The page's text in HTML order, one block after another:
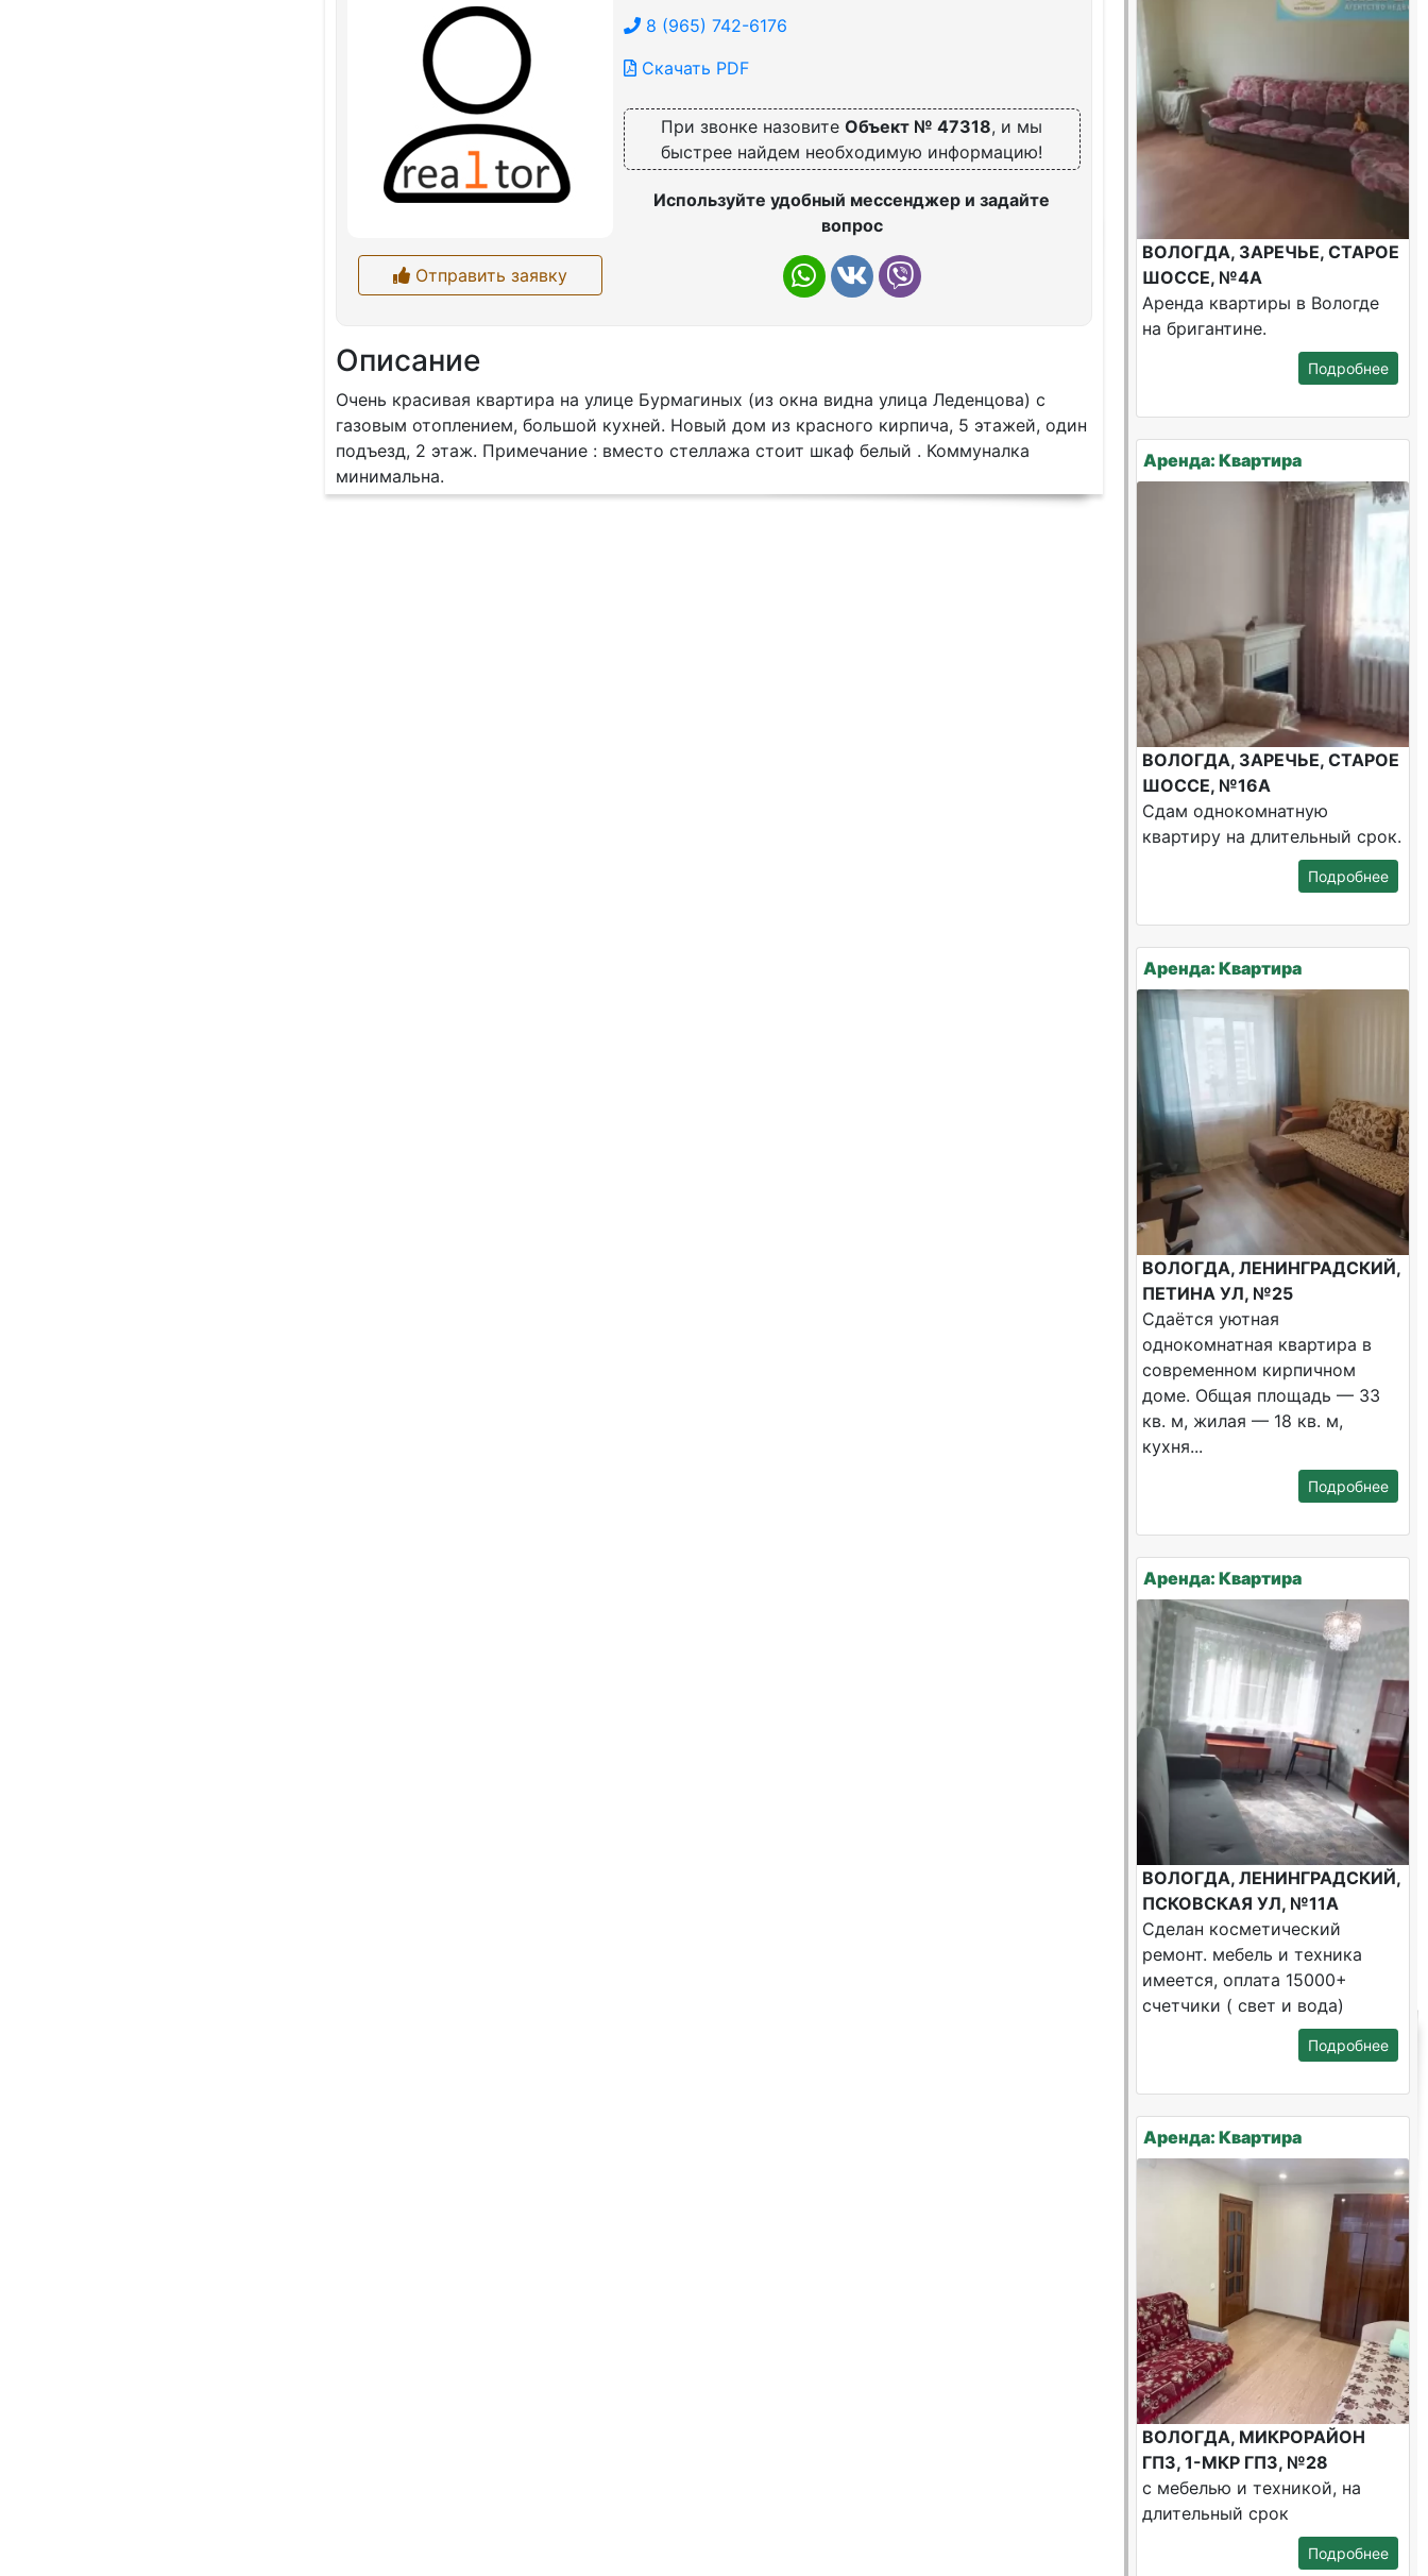
Отправить заявку
8 (965) 742-6176
Скачать PDF
При звонке назовитеОбъект № 47318, и мы
быстрее найдем необходимую информацию!
Используйте удобный мессенджер и задайте
вопрос
Описание
Очень красивая квартира на улице Бурмагиных (из окна видна улица Леденцова) с
газовым отоплением, большой кухней. Новый дом из красного кирпича, 5 этажей, один
подъезд, 2 этаж. Примечание : вместо стеллажа стоит шкаф белый . Коммуналка
минимальна.
ВОЛОГДА, ЗАРЕЧЬЕ, СТАРОЕ
ШОССЕ, №4А
Аренда квартиры в Вологде
на бригантине.
Подробнее
Аренда: Квартира
ВОЛОГДА, ЗАРЕЧЬЕ, СТАРОЕ
ШОССЕ, №16А
Сдам однокомнатную
квартиру на длительный срок.
Подробнее
Аренда: Квартира
ВОЛОГДА, ЛЕНИНГРАДСКИЙ,
ПЕТИНА УЛ, №25
Сдаётся уютная
однокомнатная квартира в
современном кирпичном
доме. Общая площадь — 33
кв. м, жилая — 18 кв. м,
кухня...
Подробнее
Аренда: Квартира
ВОЛОГДА, ЛЕНИНГРАДСКИЙ,
ПСКОВСКАЯ УЛ, №11А
Сделан косметический
ремонт. мебель и техника
имеется, оплата 15000+
счетчики ( свет и вода)
Подробнее
Аренда: Квартира
ВОЛОГДА, МИКРОРАЙОН
ГПЗ, 1-МКР ГПЗ, №28
с мебелью и техникой, на
длительный срок
Подробнее